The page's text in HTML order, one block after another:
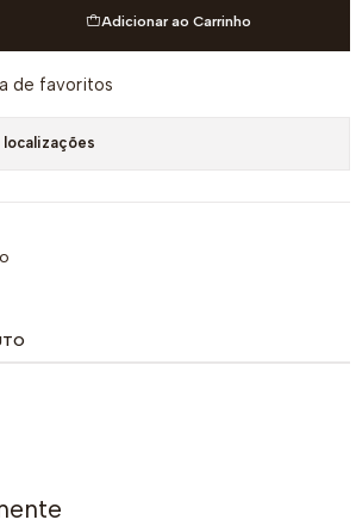
Adicionar ao Carrinho
de favoritos